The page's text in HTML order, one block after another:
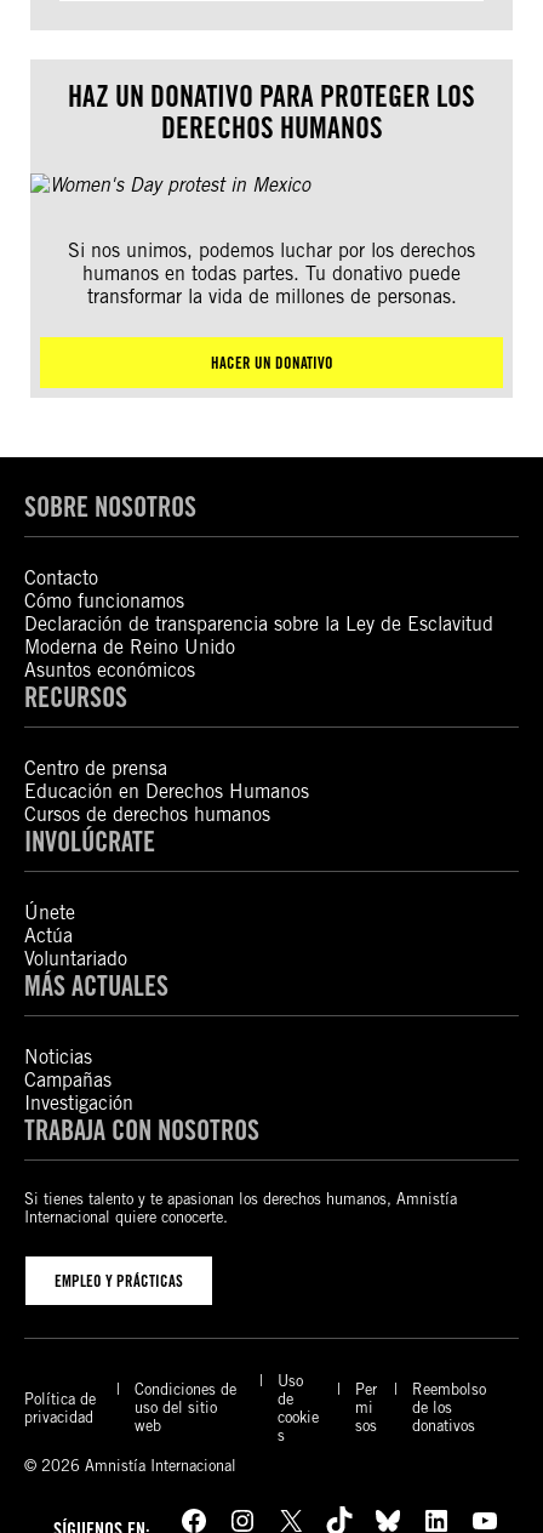
HAZ UN DONATIVO PARA PROTEGER LOS
DERECHOS HUMANOS
Si nos unimos, podemos luchar por los derechos
humanos en todas partes. Tu donativo puede
transformar la vida de millones de personas.
HACER UN DONATIVO
SOBRE NOSOTROS
Contacto
Cómo funcionamos
Declaración de transparencia sobre la Ley de Esclavitud
Moderna de Reino Unido
Asuntos económicos
RECURSOS
Centro de prensa
Educación en Derechos Humanos
Cursos de derechos humanos
INVOLÚCRATE
Únete
Actúa
Voluntariado
MÁS ACTUALES
Noticias
Campañas
Investigación
TRABAJA CON NOSOTROS
Si tienes talento y te apasionan los derechos humanos, Amnistía
Internacional quiere conocerte.
EMPLEO Y PRÁCTICAS
Política de
privacidad
Condiciones de
uso del sitio
web
Uso
de
cookie
s
Per
mi
sos
Reembolso
de los
donativos
© 2026 Amnistía Internacional
Facebook Instagram X TikTok Bluesky LinkedIn YouTube